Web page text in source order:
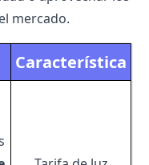
mercado.
Característica